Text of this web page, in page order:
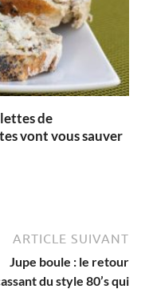
de
vont vous sauver
ARTICLE SUIVANT
Jupe boule : le retour
du style 80’s qui